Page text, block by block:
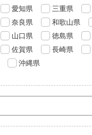
愛知県 三重県
奈良県 和歌山県
山口県 徳島県
佐賀県 長崎県
沖縄県